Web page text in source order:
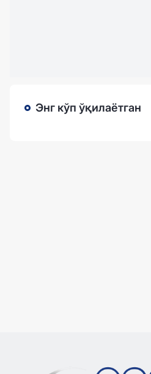
Энг кўп ўқилаётган